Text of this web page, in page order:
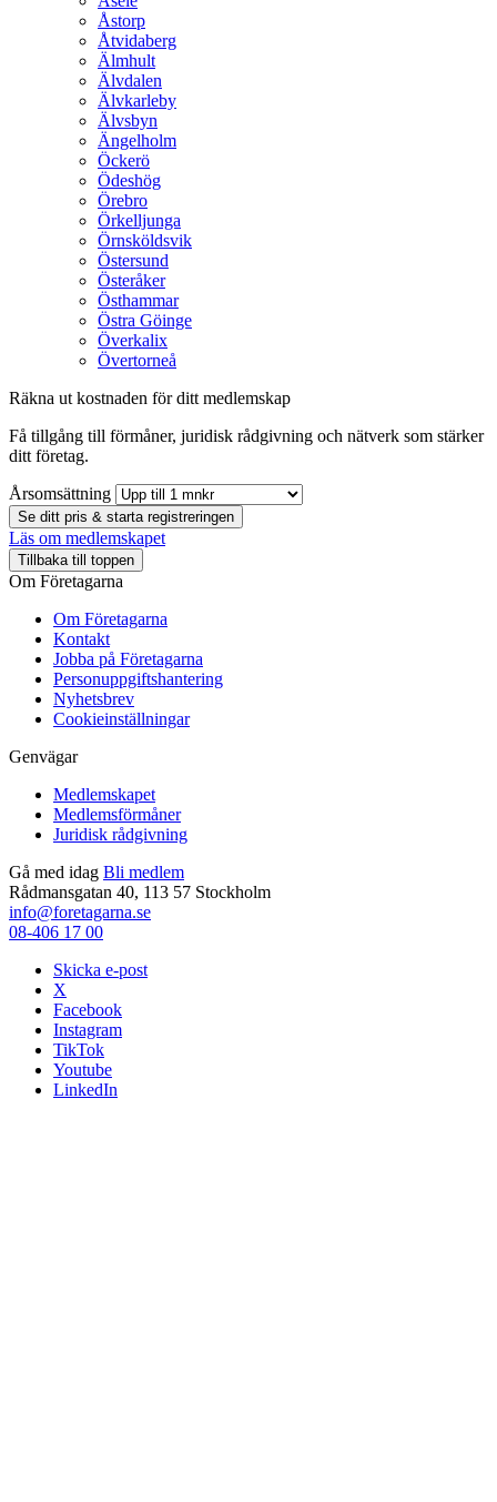
Åstorp
Åtvidaberg
Älmhult
Älvdalen
Älvkarleby
Älvsbyn
Ängelholm
Öckerö
Ödeshög
Örebro
Örkelljunga
Örnsköldsvik
Östersund
Österåker
Östhammar
Östra Göinge
Överkalix
Övertorneå
Räkna ut kostnaden för ditt medlemskap
Få tillgång till förmåner, juridisk rådgivning och nätverk som stärker
ditt företag.
Årsomsättning
Se ditt pris & starta registreringen
Läs om medlemskapet
Tillbaka till toppen
Om Företagarna
Om Företagarna
Kontakt
Jobba på Företagarna
Personuppgiftshantering
Nyhetsbrev
Cookieinställningar
Genvägar
Medlemskapet
Medlemsförmåner
Juridisk rådgivning
Gå med idag Bli medlem
Rådmansgatan 40, 113 57 Stockholm
info@foretagarna.se
08-406 17 00
Skicka e-post
X
Facebook
Instagram
TikTok
Youtube
LinkedIn